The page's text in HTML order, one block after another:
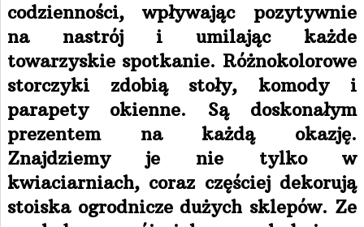
codzienności, wpływając pozytywnie
na nastrój i umilając każde
towarzyskie spotkanie. Różnokolorowe
storczyki zdobią stoły, komody i
parapety okienne. Są doskonałym
prezentem na każdą okazję.
Znajdziemy je nie tylko w
kwiaciarniach, coraz częściej dekorują
stoiska ogrodnicze dużych sklepów. Ze